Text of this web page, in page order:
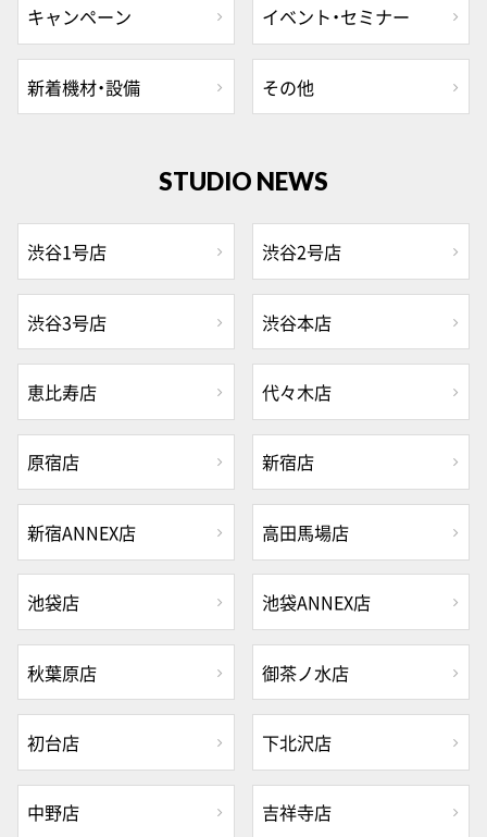
キャンペーン イベント・セミナー
新着機材・設備 その他
STUDIO NEWS
渋谷1号店 渋谷2号店
渋谷3号店 渋谷本店
恵比寿店 代々木店
原宿店 新宿店
新宿ANNEX店 高田馬場店
池袋店 池袋ANNEX店
秋葉原店 御茶ノ水店
初台店 下北沢店
中野店 吉祥寺店